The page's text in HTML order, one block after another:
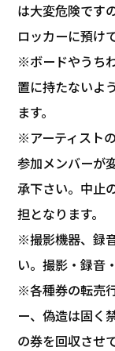
は大変危険です
ロッカーに預け
※ボードやうち
置に持たないよ
ます。
※アーティスト
参加メンバーが
承下さい。中止
担となります。
※撮影機器、録
い。撮影・録音
※各種券の転売
ー、偽造は固く
の券を回収させ